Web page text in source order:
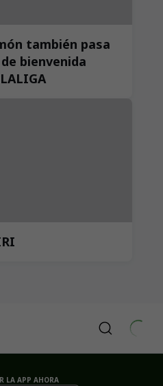
también pasa
bienvenida
LA APP AHORA